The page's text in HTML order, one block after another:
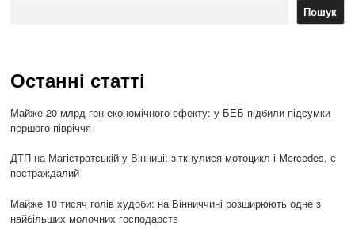
Пошук
Останні статті
Майже 20 млрд грн економічного ефекту: у БЕБ підбили підсумки
першого півріччя
ДТП на Магістратській у Вінниці: зіткнулися мотоцикл і Mercedes, є
постраждалий
Майже 10 тисяч голів худоби: на Вінниччині розширюють одне з
найбільших молочних господарств